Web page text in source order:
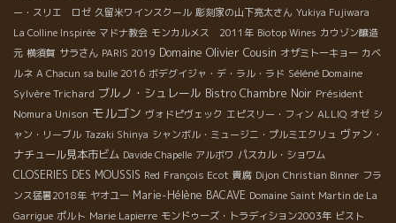
ー・スリエ ロゼ 久留米ワインスクール 彫刻家の山下亮太さん Yukiya Fujiwara
La Colline Inspirée マドナ教会 モンカルメス 2011年 Biotop Wines カウゾン醸造
元 横須賀 サラさん PARIS 2019 Domaine Olivier Cousin オザミトーキョー カベ
ルネ A Chacun sa bulle 2016 ボデグイジャ・デ・ラル・ラド Séléné Domaine
Sylvère Trichard ブルノ・シュレール Bistro Chambre Noir Président
Nomura Unison モルゴン ヴォドピヴェック エピスリー・フィン ALLIQ オゼ シ
ャン・リーブル Tazaki Shinya シャンボル・ミュージニ・プルミエクリュ ヴァン・
ナチュール見本市ビム Davide Chapelle アルボワ パスカル・ショワム
CLOSERIES DES MOUSSIS Red François Ecot 貴腐 Dijon Christian Binner フラ
ンス猛暑2018年 ヤオユー Marie-Hélène BACAVE Domaine Saint Martin de La
Garrigue ポルト Marie Lapierre モンドゥーズ・トラディション2003年 ビスト